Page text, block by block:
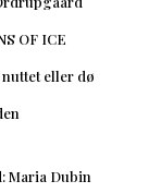
OF ICE
eller dø
Maria Dubin